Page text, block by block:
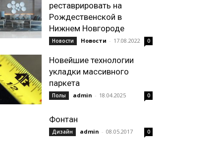
реставрировать на
Рождественской в
Нижнем Новгороде
Новости Новости - 17.08.2022 0
Новейшие технологии
укладки массивного
паркета
Полы admin - 18.04.2025 0
Фонтан
Дизайн admin - 08.05.2017 0